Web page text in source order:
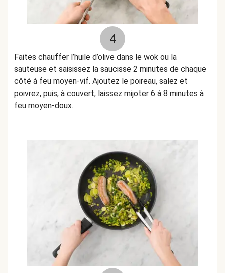
4
Faites chauffer l’huile d’olive dans le wok ou la
sauteuse et saisissez la saucisse 2 minutes de chaque
côté à feu moyen-vif. Ajoutez le poireau, salez et
poivrez, puis, à couvert, laissez mijoter 6 à 8 minutes à
feu moyen-doux.